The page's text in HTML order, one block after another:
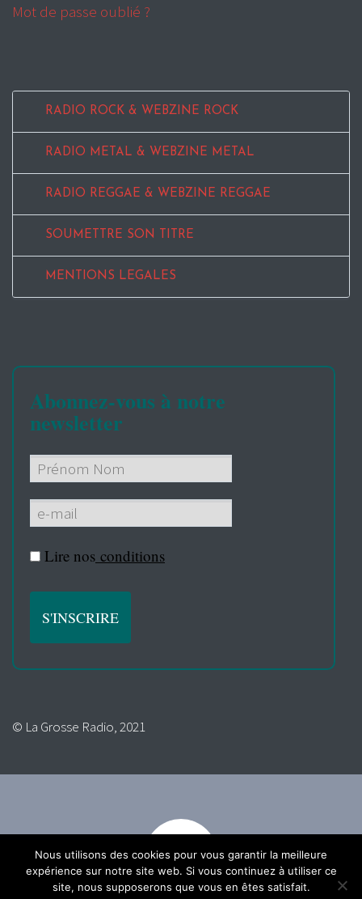
Mot de passe oublié ?
RADIO ROCK & WEBZINE ROCK
RADIO METAL & WEBZINE METAL
RADIO REGGAE & WEBZINE REGGAE
SOUMETTRE SON TITRE
MENTIONS LEGALES
Abonnez-vous à notre
newsletter
Lire nos conditions
© La Grosse Radio, 2021
Nous utilisons des cookies pour vous garantir la meilleure
expérience sur notre site web. Si vous continuez à utiliser ce
site, nous supposerons que vous en êtes satisfait.